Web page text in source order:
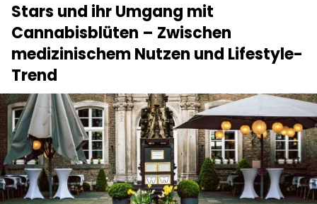
Stars und ihr Umgang mit
Cannabisblüten – Zwischen
medizinischem Nutzen und Lifestyle-
Trend